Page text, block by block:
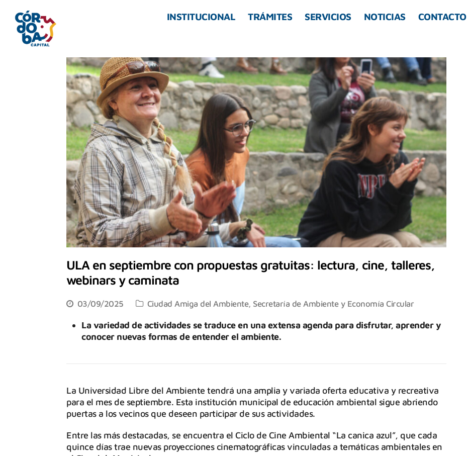
INSTITUCIONAL TRÁMITES SERVICIOS NOTICIAS CONTACTO
ULA en septiembre con propuestas gratuitas: lectura, cine, talleres,
webinars y caminata
03/09/2025 Ciudad Amiga del Ambiente, Secretaría de Ambiente y Economía Circular
La variedad de actividades se traduce en una extensa agenda para disfrutar, aprender y
conocer nuevas formas de entender el ambiente.
La Universidad Libre del Ambiente tendrá una amplia y variada oferta educativa y recreativa
para el mes de septiembre. Esta institución municipal de educación ambiental sigue abriendo
puertas a los vecinos que deseen participar de sus actividades.
Entre las más destacadas, se encuentra el Ciclo de Cine Ambiental “La canica azul”, que cada
quince días trae nuevas proyecciones cinematográficas vinculadas a temáticas ambientales en